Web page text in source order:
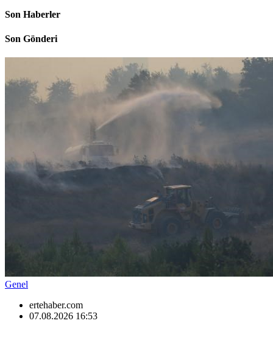
Son Haberler
Son Gönderi
Genel
ertehaber.com
07.08.2026 16:53